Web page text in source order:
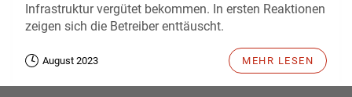
Infrastruktur vergütet bekommen. In ersten Reaktionen
zeigen sich die Betreiber enttäuscht.
August 2023 MEHR LESEN